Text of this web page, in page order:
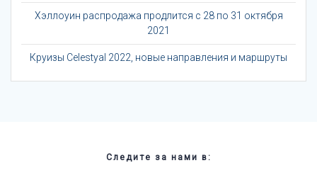
Хэллоуин распродажа продлится с 28 по 31 октября
2021
Круизы Celestyal 2022, новые направления и маршруты
Следите за нами в: